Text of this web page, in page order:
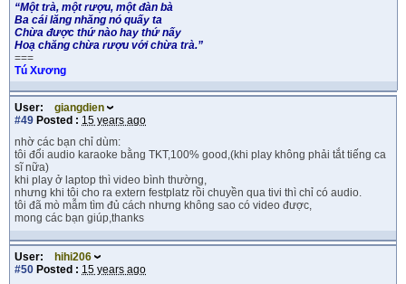
“Một trà, một rượu, một đàn bà
Ba cái lăng nhăng nó quấy ta
Chừa được thứ nào hay thứ nấy
Hoạ chăng chừa rượu với chừa trà.”
===
Tú Xương
User:
giangdien
#49 Posted : 15 years ago
nhờ các bạn chỉ dùm:
tôi đổi audio karaoke bằng TKT,100% good,(khi play không phải tắt tiếng ca
sĩ nữa)
khi play ở laptop thì video bình thường,
nhưng khi tôi cho ra extern festplatz rồi chuyền qua tivi thì chỉ có audio.
tôi đã mò mẫm tìm đủ cách nhưng không sao có video được,
mong các bạn giúp,thanks
User:
hihi206
#50 Posted : 15 years ago